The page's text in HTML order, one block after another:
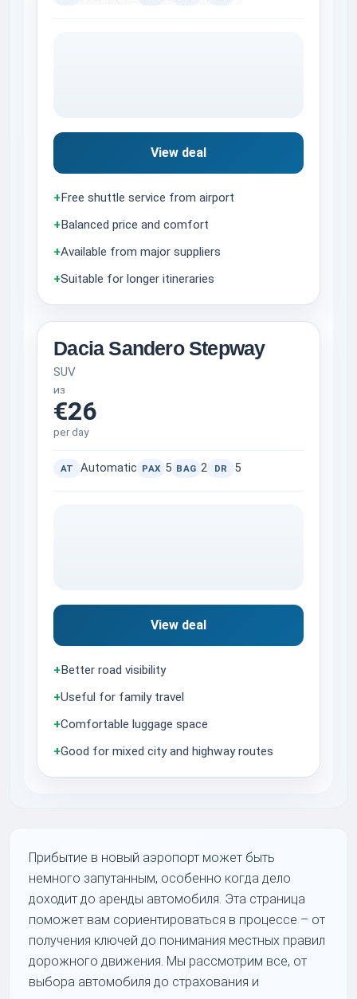
View deal
+Free shuttle service from airport
+Balanced price and comfort
+Available from major suppliers
+Suitable for longer itineraries
Dacia Sandero Stepway
SUV
из
€26
per day
AT Automatic PAX 5 BAG 2 DR 5
View deal
+Better road visibility
+Useful for family travel
+Comfortable luggage space
+Good for mixed city and highway routes
Прибытие в новый аэропорт может быть
немного запутанным, особенно когда дело
доходит до аренды автомобиля. Эта страница
поможет вам сориентироваться в процессе – от
получения ключей до понимания местных правил
дорожного движения. Мы рассмотрим все, от
выбора автомобиля до страхования и